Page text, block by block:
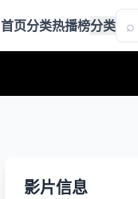
首页分类热播榜分类 ⌕
影片信息